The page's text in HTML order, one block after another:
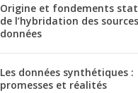
Origine et fondements
de l’hybridation des
données
Les données synthétiques :
promesses et réalités